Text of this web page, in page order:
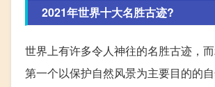
2021年世界十大名胜古迹?
世界上有许多令人神往的名胜古迹，
第一个以保护自然风景为主要目的的